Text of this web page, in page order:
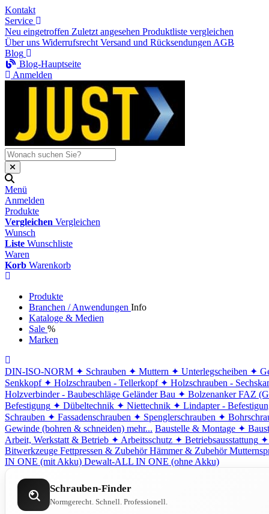
Kontakt
Service
Neu eingetroffen Zuletzt angesehen Produktliste vergleichen
Über uns Widerrufsrecht Versand und Rücksendungen AGB
Blog
Blog-Hauptseite
Anmelden
Menü
Anmelden
Produkte
Vergleichen Vergleichen
Wunsch
Liste Wunschliste
Waren
Korb Warenkorb
Produkte
Branchen / Anwendungen Info
Kataloge & Medien
Sale %
Marken
DIN-ISO-NORM ✦ Schrauben ✦ Muttern ✦ Unterlegscheiben ✦
Senkkopf ✦ Holzschrauben - Tellerkopf ✦ Holzschrauben -
Holzverbinder - Baubeschläge Geländer Bau ✦ Bolzenanker FAZ
Befestigung ✦ Dübeltechnik ✦ Niettechnik ✦ Lindapter -
Schrauben ✦ Fassadenschrauben ✦ Spenglerschrauben ✦
Gewinde (bohren & schneiden) mehr... Baustelle & Montage ✦
Arbeit, Werkstatt & Betrieb ✦ Arbeitsschutz ✦ Betriebsausstattung ✦
Bitwerkzeuge Fettpressen & Zubehör Hämmer & Zubehör
IN ONE (mit Akku) Dewalt-ALL IN ONE (ohne Akku)
Schrauben-Finder
Normgerecht. Schnell. Professionell.